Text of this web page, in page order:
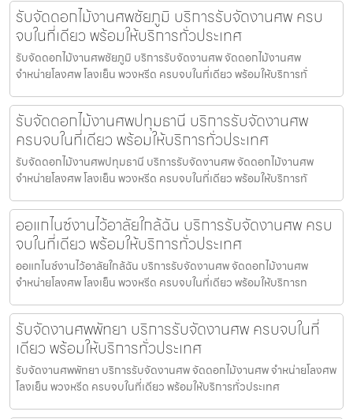
รับจัดดอกไม้งานศพชัยภูมิ บริการรับจัดงานศพ ครบ
จบในที่เดียว พร้อมให้บริการทั่วประเทศ
รับจัดดอกไม้งานศพชัยภูมิ บริการรับจัดงานศพ จัดดอกไม้งานศพ
จำหน่ายโลงศพ โลงเย็น พวงหรีด ครบจบในที่เดียว พร้อมให้บริการทั่
รับจัดดอกไม้งานศพปทุมธานี บริการรับจัดงานศพ
ครบจบในที่เดียว พร้อมให้บริการทั่วประเทศ
รับจัดดอกไม้งานศพปทุมธานี บริการรับจัดงานศพ จัดดอกไม้งานศพ
จำหน่ายโลงศพ โลงเย็น พวงหรีด ครบจบในที่เดียว พร้อมให้บริการทั
ออแกไนซ์งานไว้อาลัยใกล้ฉัน บริการรับจัดงานศพ ครบ
จบในที่เดียว พร้อมให้บริการทั่วประเทศ
ออแกไนซ์งานไว้อาลัยใกล้ฉัน บริการรับจัดงานศพ จัดดอกไม้งานศพ
จำหน่ายโลงศพ โลงเย็น พวงหรีด ครบจบในที่เดียว พร้อมให้บริการท
รับจัดงานศพพัทยา บริการรับจัดงานศพ ครบจบในที่
เดียว พร้อมให้บริการทั่วประเทศ
รับจัดงานศพพัทยา บริการรับจัดงานศพ จัดดอกไม้งานศพ จำหน่ายโลงศพ
โลงเย็น พวงหรีด ครบจบในที่เดียว พร้อมให้บริการทั่วประเทศ